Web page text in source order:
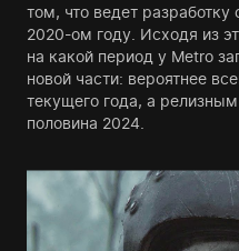
том, что ведет
2020-ом году. Исходя из
на какой период у Metro
новой части: вероятнее
текущего года, а
половина 2024.